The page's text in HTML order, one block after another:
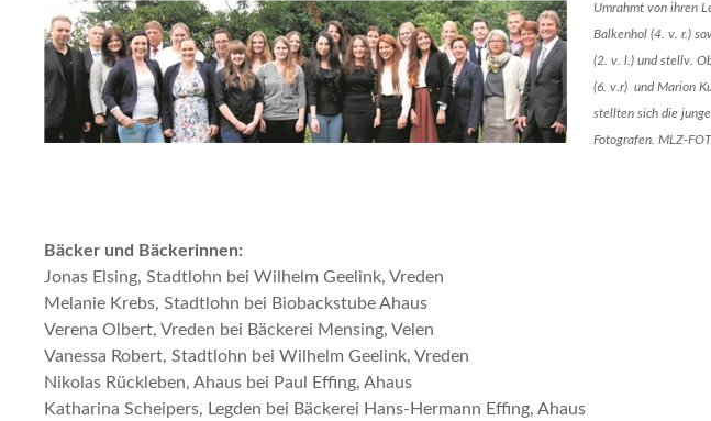
Umrahmt von ihren
Balkenhol (4. v. r.)
(2. v. l.) und stellv.
(6. v.r) und Marion
stellten sich die
Fotografen. MLZ-
Bäcker und Bäckerinnen:
Jonas Elsing, Stadtlohn bei Wilhelm Geelink, Vreden
Melanie Krebs, Stadtlohn bei Biobackstube Ahaus
Verena Olbert, Vreden bei Bäckerei Mensing, Velen
Vanessa Robert, Stadtlohn bei Wilhelm Geelink, Vreden
Nikolas Rückleben, Ahaus bei Paul Effing, Ahaus
Katharina Scheipers, Legden bei Bäckerei Hans-Hermann Effing, Ahaus